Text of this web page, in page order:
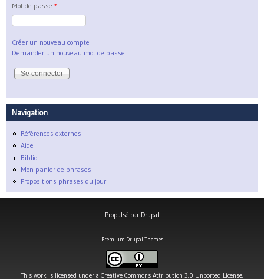
Mot de passe *
Créer un nouveau compte
Demander un nouveau mot de passe
Navigation
Références externes
Aide
Biblio
Mon panier de phrases
Propositions phrases du jour
Propulsé par Drupal
Premium Drupal Themes
This work is licensed under a Creative Commons Attribution 3.0 Unported License.